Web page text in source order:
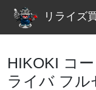
リライズ
HIKOKI コ
ライバ フル